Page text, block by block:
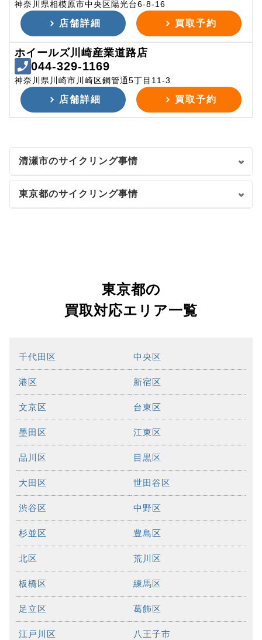
神奈川県相模原市中央区陽光台6-8-16
店舗詳細 買取予約
ホイールズ川崎産業道路店
044-329-1169
神奈川県川崎市川崎区鋼管通5丁目11-3
店舗詳細 買取予約
清瀬市のサイクリング事情
東京都のサイクリング事情
東京都の
買取対応エリア一覧
千代田区 中央区
港区 新宿区
文京区 台東区
墨田区 江東区
品川区 目黒区
大田区 世田谷区
渋谷区 中野区
杉並区 豊島区
北区 荒川区
板橋区 練馬区
足立区 葛飾区
江戸川区 八王子市